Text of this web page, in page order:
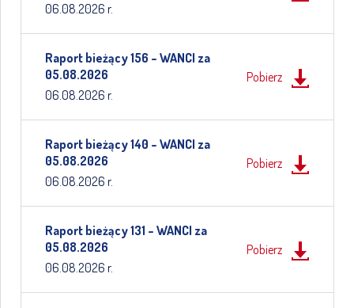
06.08.2026 r.
Raport bieżący 156 – WANCI za
05.08.2026
06.08.2026 r.
Pobierz
Raport bieżący 140 – WANCI za
05.08.2026
06.08.2026 r.
Pobierz
Raport bieżący 131 – WANCI za
05.08.2026
06.08.2026 r.
Pobierz